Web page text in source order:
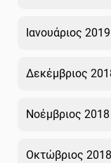
Ιανουάριος 2019
Δεκέμβριος
Νοέμβριος 2018
Οκτώβριος 2018